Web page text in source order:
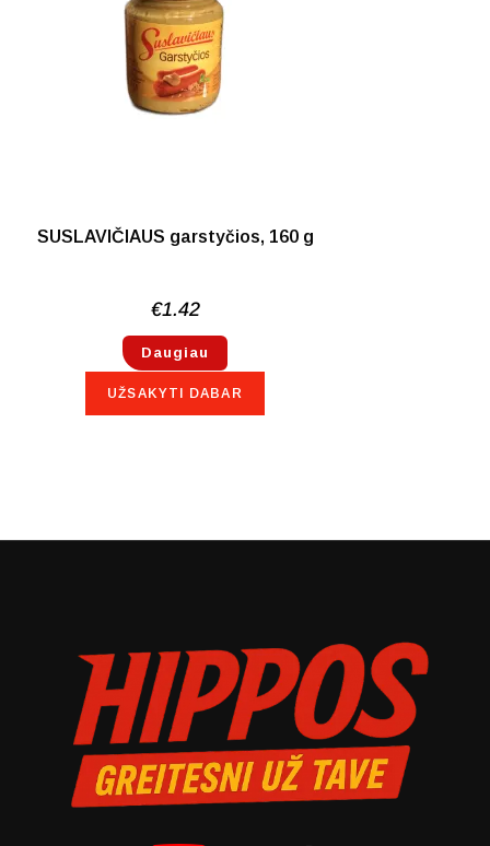
SUSLAVIČIAUS garstyčios, 160 g
€1.42
Daugiau
UŽSAKYTI DABAR